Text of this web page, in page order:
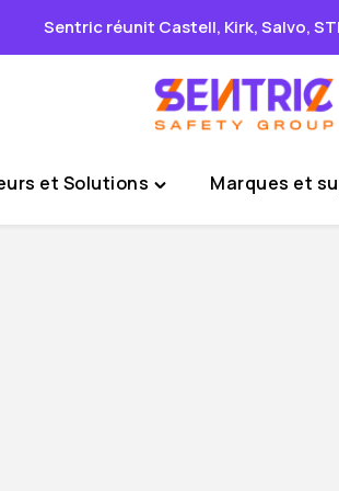
Sentric réunit Castell, Kirk, Salvo,
et Solutions
Toggle
"Secteurs
Marques et